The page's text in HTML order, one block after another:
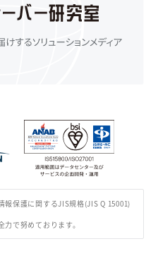
報保護に関するJIS規格(JIS Q 15001)
で努めております。